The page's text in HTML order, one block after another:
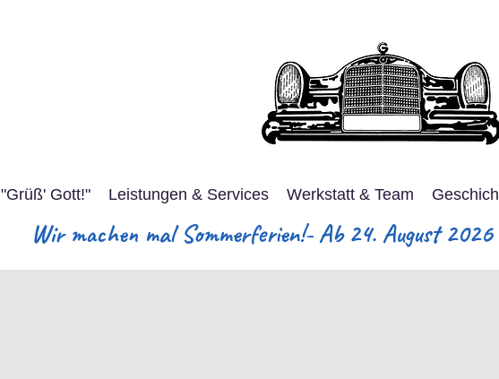
"Grüß' Gott!" Leistungen & Services Werkstatt & Team
Wir machen mal Sommerferien!- Ab 24. August